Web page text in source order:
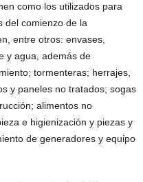
como los utilizados para
del comienzo de la
entre otros: envases,
y agua, además de
tormenteras; herrajes,
y paneles no tratados; sogas
alimentos no
e higienización y piezas y
de generadores y equipo